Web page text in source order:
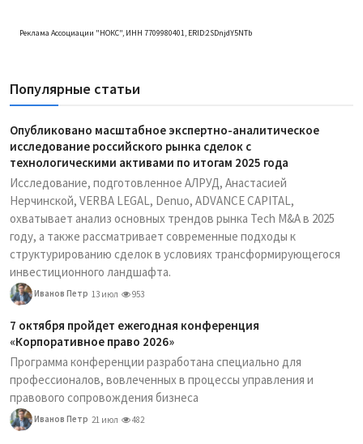
Реклама Ассоциации "НОКС", ИНН 7709980401, ERID:2SDnjdY5NTb
Популярные статьи
Опубликовано масштабное экспертно-аналитическое
исследование российского рынка сделок с
технологическими активами по итогам 2025 года
Исследование, подготовленное АЛРУД, Анастасией
Нерчинской, VERBA LEGAL, Denuo, ADVANCE CAPITAL,
охватывает анализ основных трендов рынка Tech M&A в 2025
году, а также рассматривает современные подходы к
структурированию сделок в условиях трансформирующегося
инвестиционного ландшафта.
Иванов Петр 13 июл 953
7 октября пройдет ежегодная конференция
«Корпоративное право 2026»
Программа конференции разработана специально для
профессионалов, вовлеченных в процессы управления и
правового сопровождения бизнеса
Иванов Петр 21 июл 482